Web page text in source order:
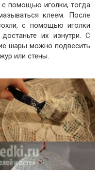
с помощью иголки, тогда
клеем. После
с помощью иголки
их изнутри. С
шары можно подвесить
или стены.